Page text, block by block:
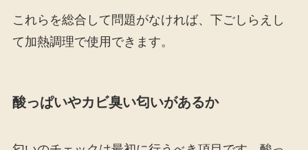
これらを総合して問題がなければ、下ごしらえし
て加熱調理で使用できます。
酸っぱいやカビ臭い匂いがあるか